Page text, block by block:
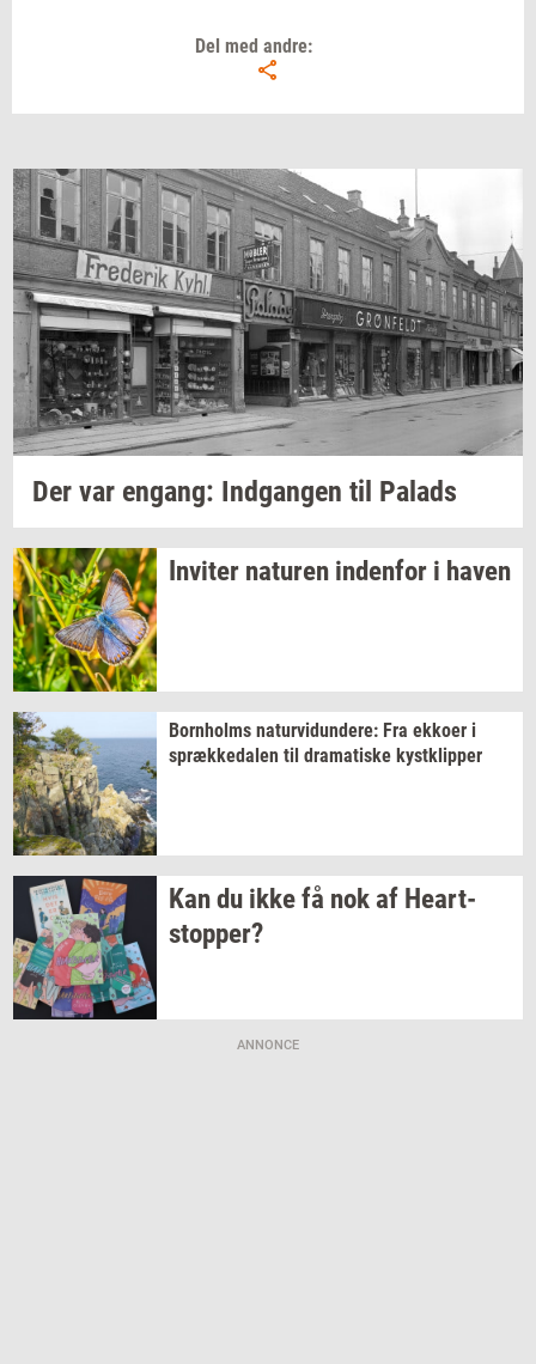
Del med andre:
Der var en­gang: Ind­gan­gen til Pa­lads
In­vi­ter na­tu­ren in­den­for i haven
Born­holms na­tur­vi­dun­de­re: Fra ek­ko­er i
spræk­ke­da­len til dra­ma­ti­ske kyst­klip­per
Kan du ikke få nok af Heart­
stop­per?
ANNONCE